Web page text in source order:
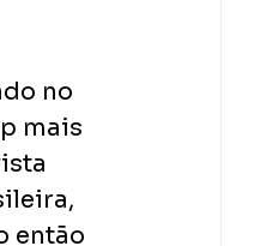
no
mais
então